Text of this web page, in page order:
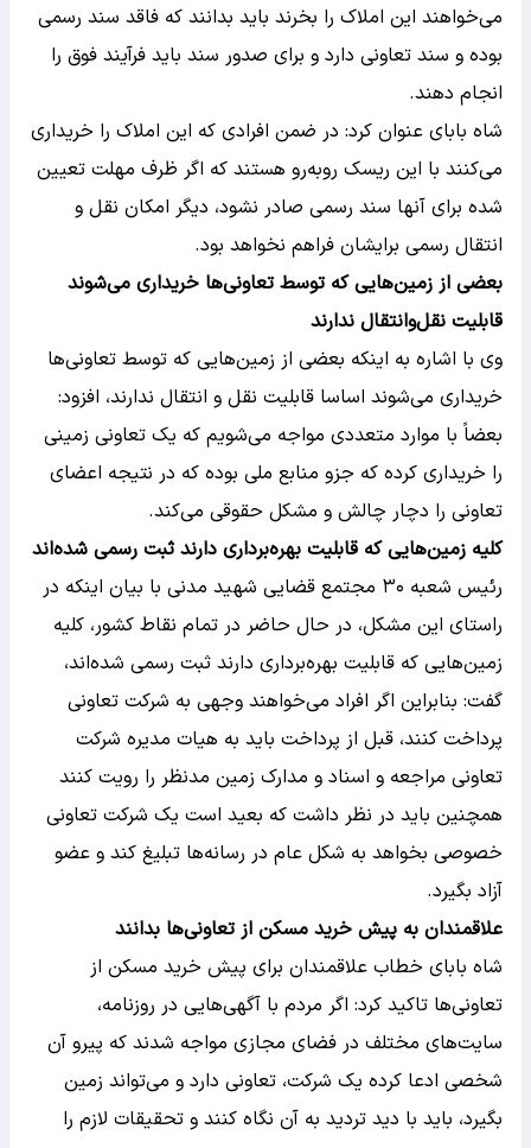
می‌خواهند این املاک را بخرند باید بدانند که فاقد سند رسمی
بوده و سند تعاونی دارد و برای صدور سند باید فرآیند فوق را
انجام دهند.
شاه بابای عنوان کرد: در ضمن افرادی که این املاک را خریداری
می‌کنند با این ریسک رو‌به‌رو هستند که اگر ظرف مهلت تعیین
شده برای آنها سند رسمی صادر نشود، دیگر امکان نقل و
انتقال رسمی برایشان فراهم نخواهد بود.
بعضی از زمین‌هایی که توسط تعاونی‌ها خریداری می‌شوند
قابلیت نقل‌وانتقال ندارند
وی با اشاره به اینکه بعضی از زمین‌هایی که توسط تعاونی‌ها
خریداری می‌شوند اساسا قابلیت نقل و انتقال ندارند، افزود:
بعضاً با موارد متعددی مواجه می‌شویم که یک تعاونی زمینی
را خریداری کرده که جزو منابع ملی بوده که در نتیجه اعضای
تعاونی را دچار چالش و مشکل حقوقی می‌کند.
کلیه زمین‌هایی که قابلیت بهره‌برداری دارند ثبت رسمی شده‌اند
رئیس شعبه ۳۰ مجتمع قضایی شهید مدنی با بیان اینکه در
راستای این مشکل، در حال حاضر در تمام نقاط کشور، کلیه
زمین‌هایی که قابلیت بهره‌برداری دارند ثبت رسمی شده‌اند،
گفت: بنابراین اگر افراد می‌خواهند وجهی به شرکت تعاونی
پرداخت کنند، قبل از پرداخت باید به هیات مدیره شرکت
تعاونی مراجعه و اسناد و مدارک زمین مدنظر را رویت کنند
همچنین باید در نظر داشت که بعید است یک شرکت تعاونی
خصوصی بخواهد به شکل عام در رسانه‌ها تبلیغ کند و عضو
آزاد بگیرد.
علاقمندان به پیش خرید مسکن از تعاونی‌ها بدانند
شاه بابای خطاب علاقمندان برای پیش خرید مسکن از
تعاونی‌ها تاکید کرد: اگر مردم با آگهی‌هایی در روزنامه،
سایت‌های مختلف در فضای مجازی مواجه شدند که پیرو آن
شخصی ادعا کرده یک شرکت، تعاونی دارد و می‌تواند زمین
بگیرد، باید با دید تردید به آن نگاه کنند و تحقیقات لازم را